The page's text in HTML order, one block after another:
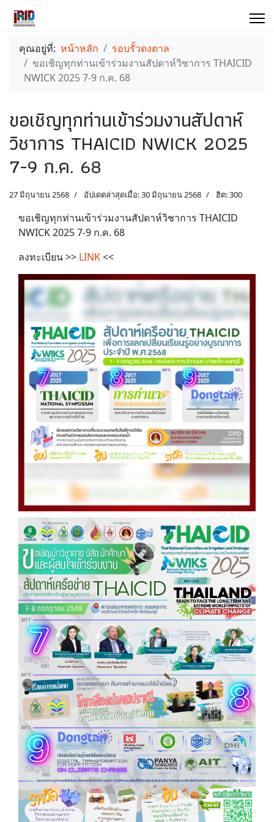
คุณอยู่ที่: หน้าหลัก
รอบรั้วดงตาล
ขอเชิญทุกท่านเข้าร่วมงานสัปดาห์วิชาการ THAICID
NWICK 2025 7-9 ก.ค. 68
ขอเชิญทุกท่านเข้าร่วมงานสัปดาห์
วิชาการ THAICID NWICK 2025
7-9 ก.ค. 68
27 มิถุนายน 2568 อัปเดตล่าสุดเมื่อ: 30 มิถุนายน 2568 ฮิต: 300
ขอเชิญทุกท่านเข้าร่วมงานสัปดาห์วิชาการ THAICID
NWICK 2025 7-9 ก.ค. 68
ลงทะเบียน >> LINK<<